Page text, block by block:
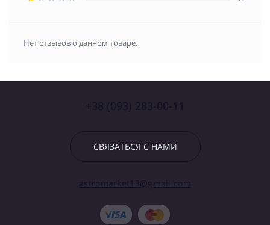
Нет отзывов о данном товаре.
СВЯЗАТЬСЯ С НАМИ